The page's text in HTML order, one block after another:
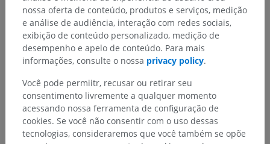
Anatomy (20th U.S. edition of Gray's Anatomy of the Human Body,
published in 1918 – from http://www.bartleby.com/107/).
Galeria
nossa oferta de conteúdo, produtos e serviços, medição
e análise de audiência, interação com redes sociais,
exibição de conteúdo personalizado, medição de
desempenho e apelo de conteúdo. Para mais
informações, consulte o nossa privacy policy.
Você pode permiitr, recusar ou retirar seu
consentimento livremente a qualquer momento
acessando nossa ferramenta de configuração de
cookies. Se você não consentir com o uso dessas
tecnologias, consideraremos que você também se opõe